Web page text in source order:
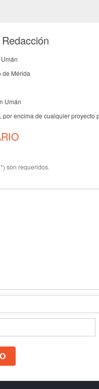
de Mérida
Umán
encima de cualquier proyecto
son requeridos.